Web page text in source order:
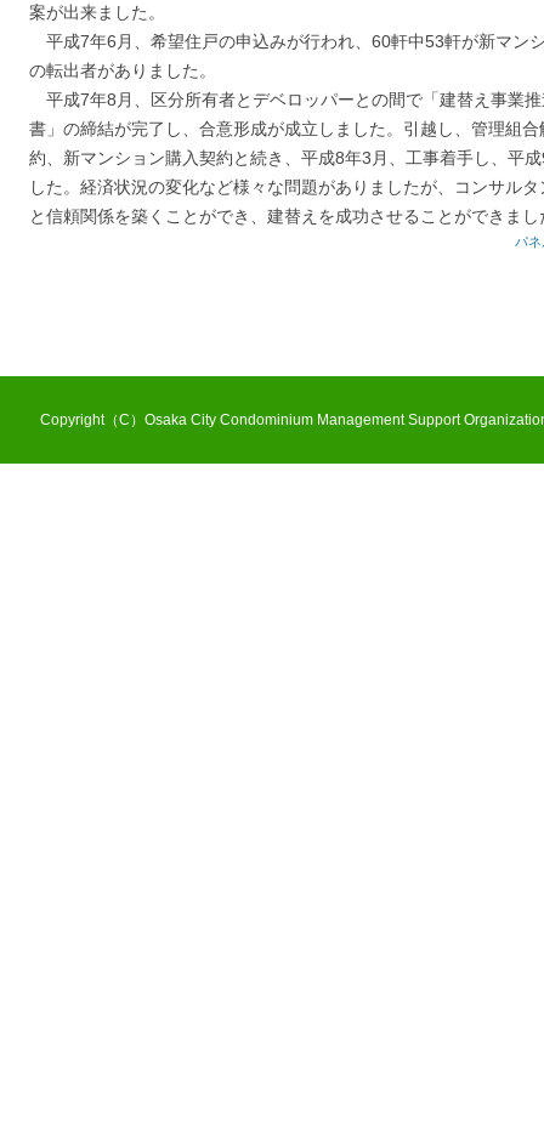
案が出来ました。
平成7年6月、希望住戸の申込みが行われ、60軒中53軒が新マン
の転出者がありました。
平成7年8月、区分所有者とデベロッパーとの間で「建替え事業
書」の締結が完了し、合意形成が成立しました。引越し、管理組
約、新マンション購入契約と続き、平成8年3月、工事着手し、平
した。経済状況の変化など様々な問題がありましたが、コンサル
と信頼関係を築くことができ、建替えを成功させることができまし
パ
Copyright（C）Osaka City Condominium Management Support